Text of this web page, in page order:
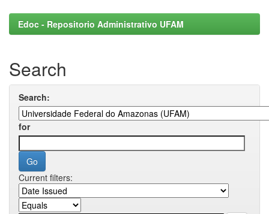
Edoc - Repositorio Administrativo UFAM
Search
Search:
for
Current filters: